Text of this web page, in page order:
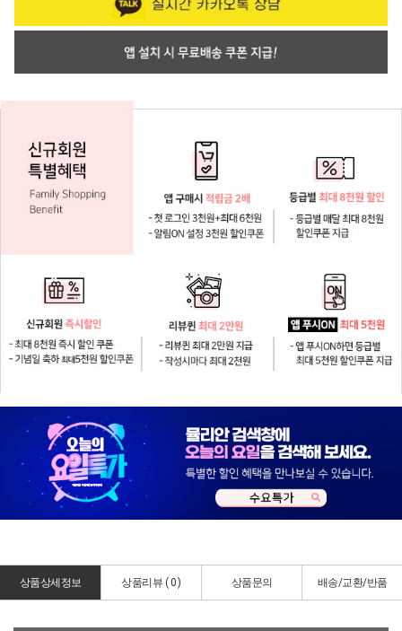
상품상세정보 상품리뷰 (0) 상품문의 배송/교환/반품